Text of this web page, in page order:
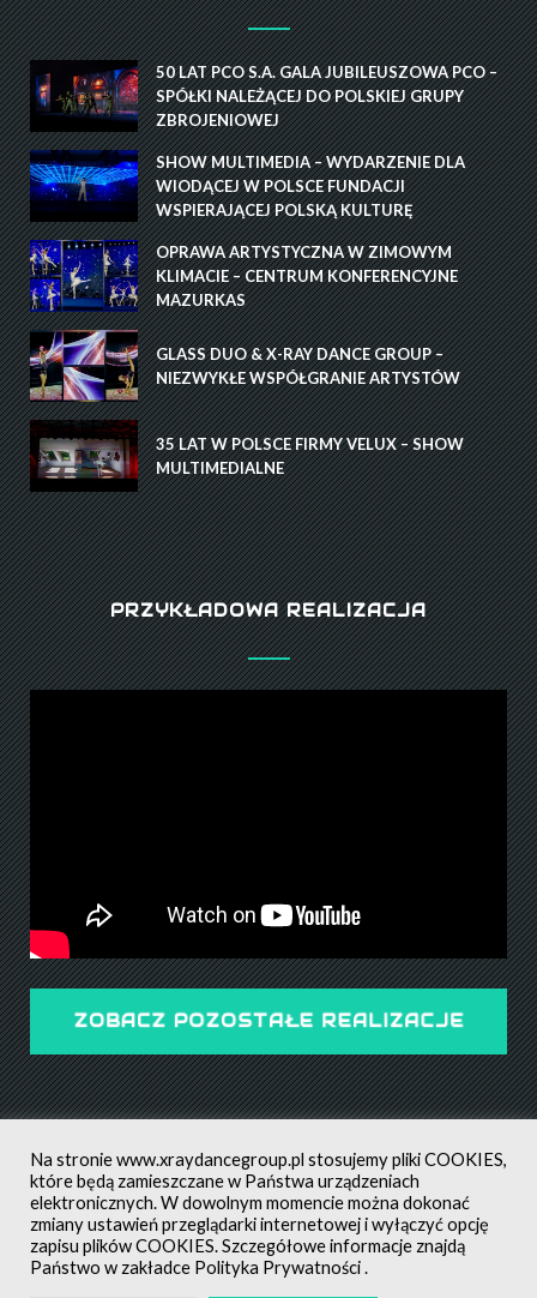
50 LAT PCO S.A. GALA JUBILEUSZOWA PCO –
SPÓŁKI NALEŻĄCEJ DO POLSKIEJ GRUPY
ZBROJENIOWEJ
SHOW MULTIMEDIA – WYDARZENIE DLA
WIODĄCEJ W POLSCE FUNDACJI
WSPIERAJĄCEJ POLSKĄ KULTURĘ
OPRAWA ARTYSTYCZNA W ZIMOWYM
KLIMACIE – CENTRUM KONFERENCYJNE
MAZURKAS
GLASS DUO & X-RAY DANCE GROUP –
NIEZWYKŁE WSPÓŁGRANIE ARTYSTÓW
35 LAT W POLSCE FIRMY VELUX – SHOW
MULTIMEDIALNE
PRZYKŁADOWA REALIZACJA
ZOBACZ POZOSTAŁE REALIZACJE
POLITYKA PRYWATNOŚCI
ALL RIGHTS RESERVED ©
CREATED BY: MATEUSZ ŚWIST (MŚ)
Na stroniewww.xraydancegroup.pl stosujemy pliki COOKIES,
które będą zamieszczane w Państwa urządzeniach
elektronicznych. W dowolnym momencie można dokonać
zmiany ustawień przeglądarki internetowej i wyłączyć opcję
zapisu plików COOKIES. Szczegółowe informacje znajdą
Państwo w zakładce Polityka Prywatności.